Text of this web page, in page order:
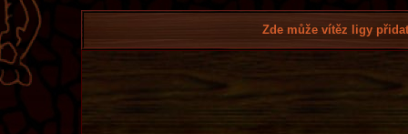
Zde může vítěz ligy